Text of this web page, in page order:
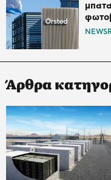
Άρθρα